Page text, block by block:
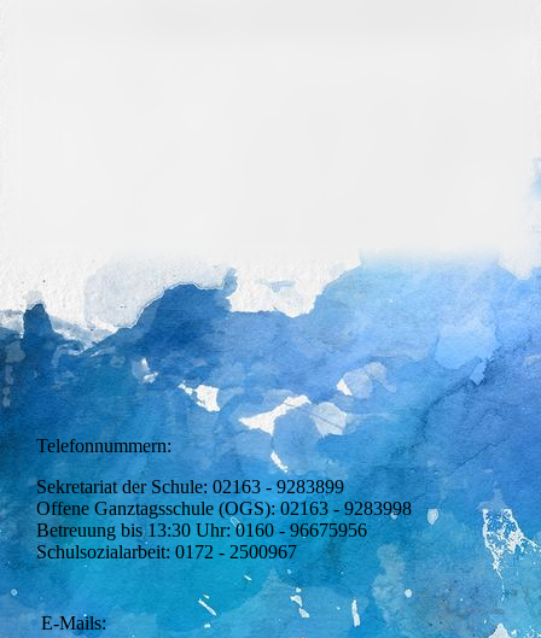
Telefonnummern:
Sekretariat der Schule: 02163 - 9283899
Offene Ganztagsschule (OGS): 02163 - 9283998
Betreuung bis 13:30 Uhr: 0160 - 96675956
Schulsozialarbeit: 0172 - 2500967
E-Mails: